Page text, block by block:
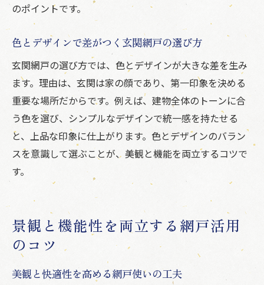
のポイントです。
色とデザインで差がつく玄関網戸の選び方
玄関網戸の選び方では、色とデザインが大きな差を生み
ます。理由は、玄関は家の顔であり、第一印象を決める
重要な場所だからです。例えば、建物全体のトーンに合
う色を選び、シンプルなデザインで統一感を持たせる
と、上品な印象に仕上がります。色とデザインのバラン
スを意識して選ぶことが、美観と機能を両立するコツで
す。
景観と機能性を両立する網戸活用
のコツ
美観と快適性を高める網戸使いの工夫